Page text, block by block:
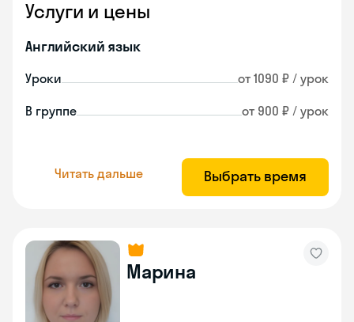
Услуги и цены
Английский язык
Уроки от 1090 ₽ / урок
В группе от 900 ₽ / урок
Читать дальше Выбрать время
Марина